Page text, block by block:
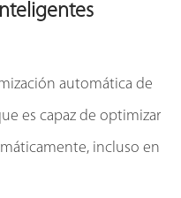
automática de
es capaz de optimizar
incluso en